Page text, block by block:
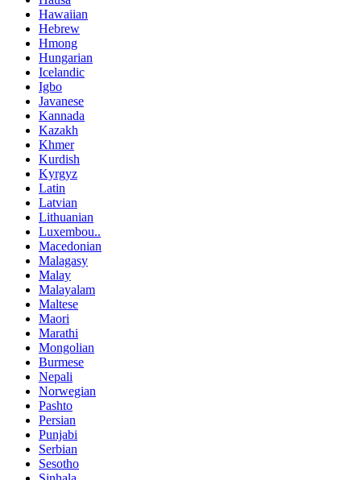
Hawaiian
Hebrew
Hmong
Hungarian
Icelandic
Igbo
Javanese
Kannada
Kazakh
Khmer
Kurdish
Kyrgyz
Latin
Latvian
Lithuanian
Luxembou..
Macedonian
Malagasy
Malay
Malayalam
Maltese
Maori
Marathi
Mongolian
Burmese
Nepali
Norwegian
Pashto
Persian
Punjabi
Serbian
Sesotho